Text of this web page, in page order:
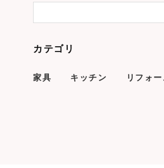
カテゴリ
家具 キッチン リフォ